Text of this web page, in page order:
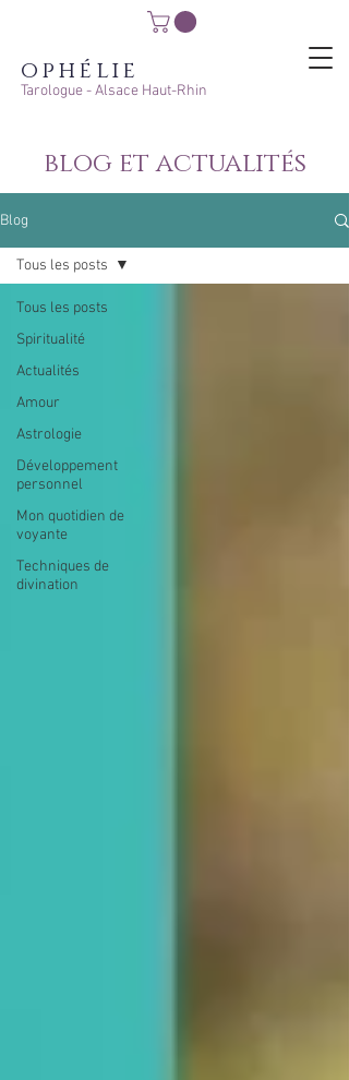
ophélie
Tarologue - Alsace Haut-Rhin
blog et actualités
Blog
Tous les posts
Spiritualité
Actualités
Amour
Astrologie
Développement
personnel
Mon quotidien de
voyante
Techniques de
divination
Tous les posts